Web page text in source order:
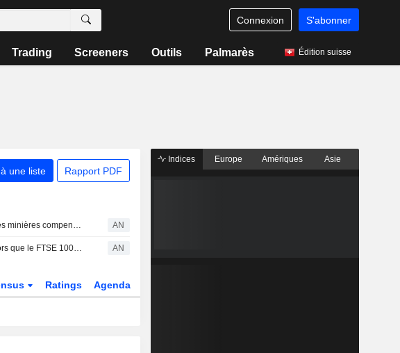
Connexion S'abonner
Trading Screeners Outils Palmarès Édition suisse
une liste Rapport PDF
La vigueur des minières compense la faiblesse des valeurs financières exposées à l'Asie AN
Next brille alors que le FTSE 100 reste à la traîne des moyennes capitalisations AN
Ratings Agenda
Indices Europe Amériques Asie